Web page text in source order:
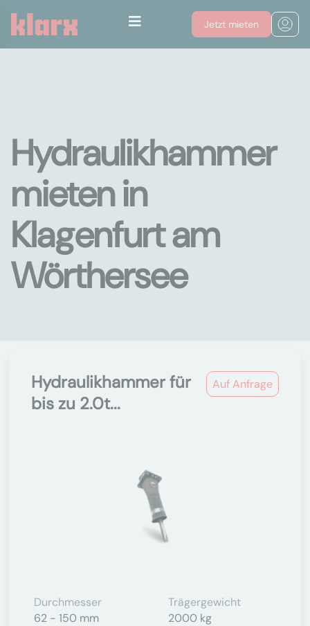
Jetzt mieten
Hydraulikhammer
mieten in
Klagenfurt am
Wörthersee
Auf Anfrage
Hydraulikhammer für
bis zu 2.0t...
Durchmesser
62 - 150 mm
Trägergewicht
2000 kg